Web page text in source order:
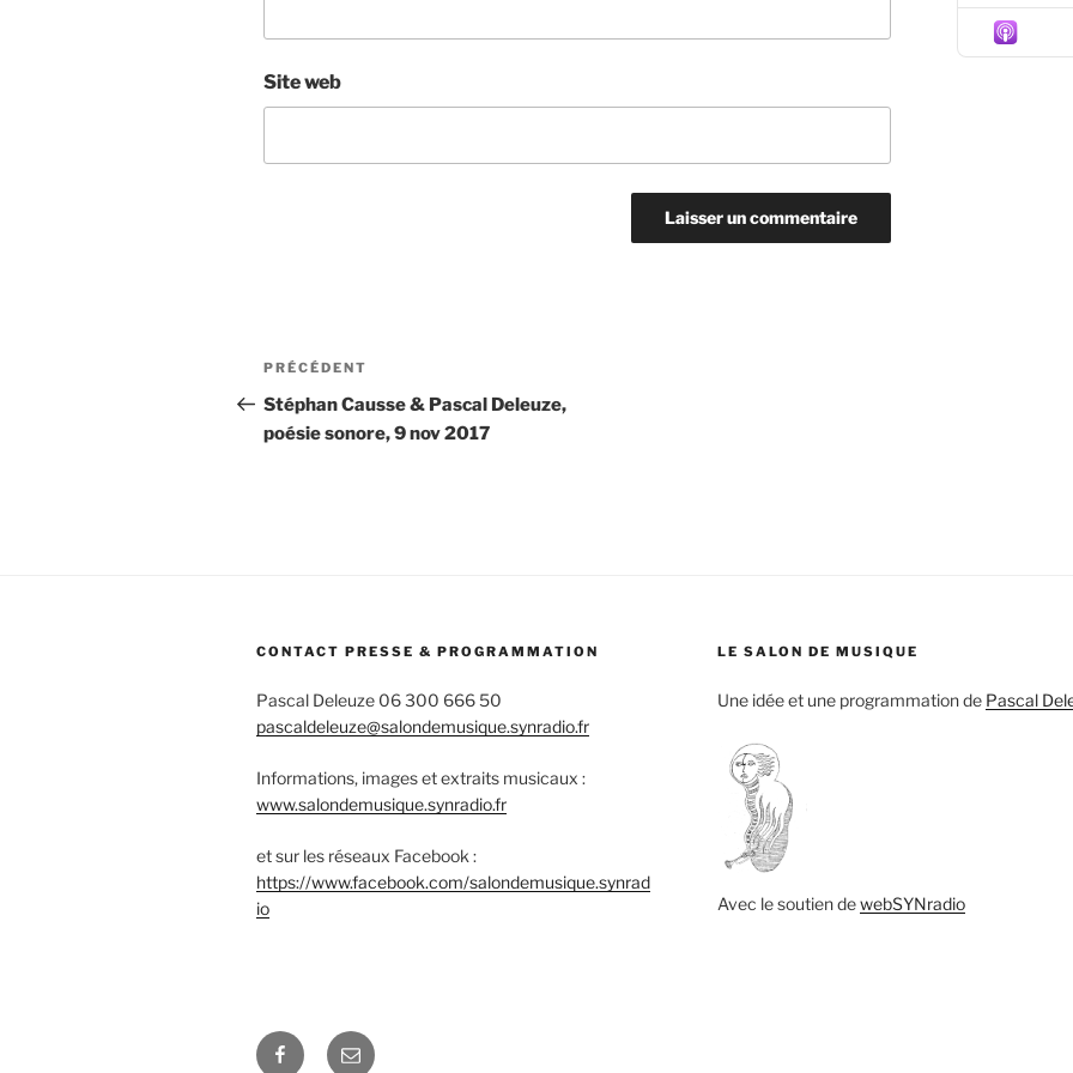
Site web
Navigation
de
l’article
Article
précédent
PRÉCÉDENT
Stéphan Causse & Pascal Deleuze,
poésie sonore, 9 nov 2017
CONTACT PRESSE & PROGRAMMATION
Pascal Deleuze 06 300 666 50
pascaldeleuze@salondemusique.synradio.fr
Informations, images et extraits musicaux :
www.salondemusique.synradio.fr
et sur les réseaux Facebook :
https://www.facebook.com/salondemusique.synrad
io
LE SALON DE MUSIQUE
Une idée et une programmation de Pascal
Avec le soutien dewebSYNradio
Facebook
E-